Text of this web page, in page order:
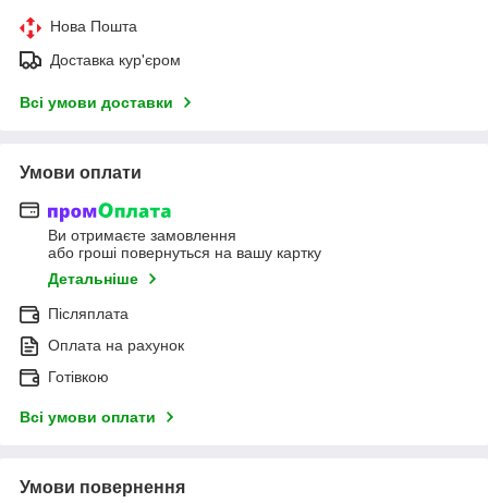
Нова Пошта
Доставка кур'єром
Всі умови доставки
Умови оплати
Ви отримаєте замовлення
або гроші повернуться на вашу картку
Детальніше
Післяплата
Оплата на рахунок
Готівкою
Всі умови оплати
Умови повернення